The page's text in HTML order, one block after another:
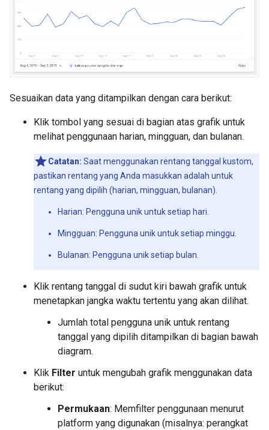
Sesuaikan data yang ditampilkan dengan cara berikut:
Klik tombol yang sesuai di bagian atas grafik untuk
melihat penggunaan harian, mingguan, dan bulanan.
Catatan: Saat menggunakan rentang tanggal kustom,
pastikan rentang yang Anda masukkan adalah untuk
rentang yang dipilih (harian, mingguan, bulanan).
Harian: Pengguna unik untuk setiap hari.
Mingguan: Pengguna unik untuk setiap minggu.
Bulanan: Pengguna unik setiap bulan.
Klik rentang tanggal di sudut kiri bawah grafik untuk
menetapkan jangka waktu tertentu yang akan dilihat.
Jumlah total pengguna unik untuk rentang
tanggal yang dipilih ditampilkan di bagian bawah
diagram.
Klik Filter untuk mengubah grafik menggunakan data
berikut:
Permukaan: Memfilter penggunaan menurut
platform yang digunakan (misalnya: perangkat